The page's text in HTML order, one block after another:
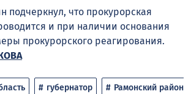
что прокурорская
и при наличии основания
прокурорского реагирования.
губернатор Рамонский район